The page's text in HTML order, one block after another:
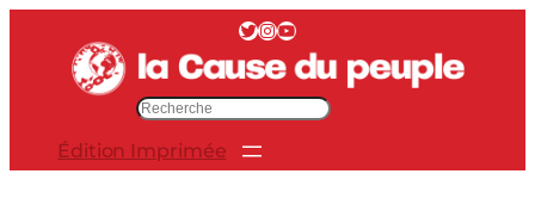
contenu
Twitter InstagramYouTube
Édition Imprimée